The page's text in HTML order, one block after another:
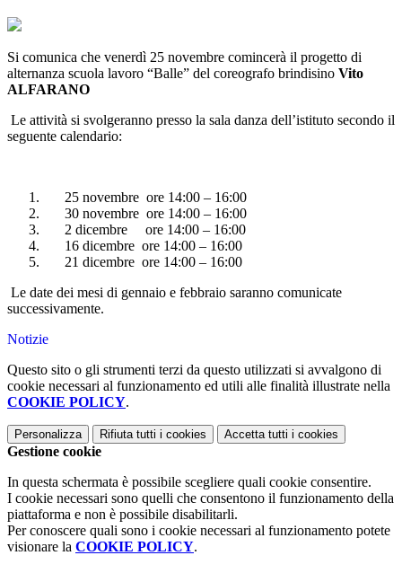
Si comunica che venerdì 25 novembre comincerà il progetto di
alternanza scuola lavoro “Balle” del coreografo brindisino Vito
ALFARANO
Le attività si svolgeranno presso la sala danza dell’istituto secondo il
seguente calendario:
25 novembre ore 14:00 – 16:00
30 novembre ore 14:00 – 16:00
2 dicembre ore 14:00 – 16:00
16 dicembre ore 14:00 – 16:00
21 dicembre ore 14:00 – 16:00
Le date dei mesi di gennaio e febbraio saranno comunicate
successivamente.
Notizie
Questo sito o gli strumenti terzi da questo utilizzati si avvalgono di
cookie necessari al funzionamento ed utili alle finalità illustrate nella
COOKIE POLICY.
Personalizza Rifiuta tutti i cookies Accetta tutti i cookies
Gestione cookie
In questa schermata è possibile scegliere quali cookie consentire.
I cookie necessari sono quelli che consentono il funzionamento della
piattaforma e non è possibile disabilitarli.
Per conoscere quali sono i cookie necessari al funzionamento potete
visionare la COOKIE POLICY.